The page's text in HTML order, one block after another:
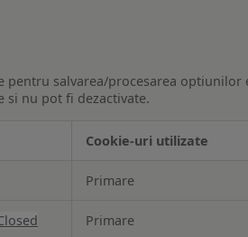
salvarea/procesarea
si nu pot fi dezactivate.
Cookie-uri utilizate
Primare
Primare